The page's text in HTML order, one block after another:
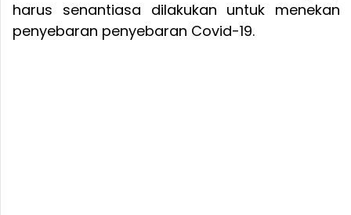
harus senantiasa dilakukan untuk menekan
penyebaran penyebaran Covid-19.